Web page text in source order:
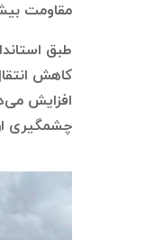
مقاومت
کاهش
افزایش
چشمگیری